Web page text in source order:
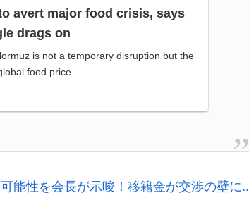
れの中でも患者を守った医師たちの対応ぶ
するも拒否される＝韓国の反応
ーセナルサポの好きなクラブで良かった」
トが面白すぎたんだ」1995〜2010年の消えた
逆 → 「予想通りの結果」「この2人は合体し
avert major food crisis, says
drags on
is not a temporary disruption but the
food price…
能性を会長が示唆！移籍金が交渉の壁に..